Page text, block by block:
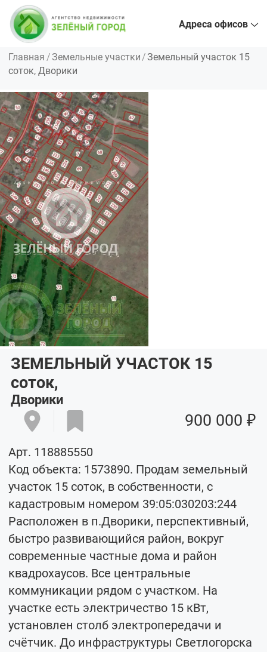
Адреса офисов
Главная Земельные участки
Земельный участок 15
соток, Дворики
ЗЕМЕЛЬНЫЙ УЧАСТОК 15
соток,
Дворики
900 000 ₽
Арт. 118885550
Код объекта: 1573890. Продам земельный
участок 15 соток, в собственности, с
кадастровым номером 39:05:030203:244
Расположен в п.Дворики, перспективный,
быстро развивающийся район, вокруг
современные частные дома и район
квадрохаусов. Все центральные
коммуникации рядом с участком. На
участке есть электричество 15 кВт,
установлен столб электропередачи и
счётчик. До инфраструктуры Светлогорска